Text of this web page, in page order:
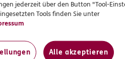
starken Partner bei
jederzeit über den Button "Tool-
Tools finden Sie unter
Alle akzeptieren